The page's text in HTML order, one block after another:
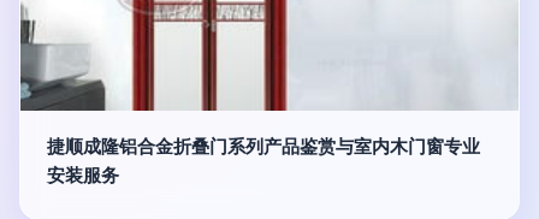
捷顺成隆铝合金折叠门系列产品鉴赏与室内木门窗专业
安装服务